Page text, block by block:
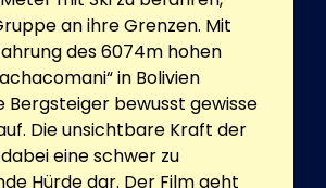
an ihre Grenzen. Mit
des 6074m hohen
in Bolivien
Bergsteiger bewusst gewisse
Die unsichtbare Kraft der
eine schwer zu
Hürde dar. Der Film geht